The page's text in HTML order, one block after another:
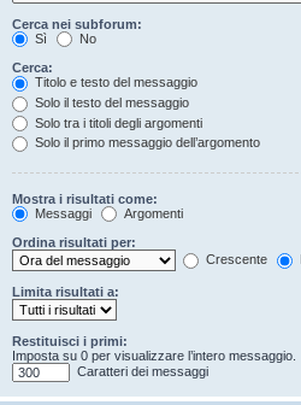
Cerca nei subforum:
Sì
No
Cerca:
Titolo e testo del messaggio
Solo il testo del messaggio
Solo tra i titoli degli argomenti
Solo il primo messaggio dell’argomento
Mostra i risultati come:
Messaggi
Argomenti
Ordina risultati per:
Crescente
Limita risultati a:
Restituisci i primi:
Imposta su 0 per visualizzare l’intero messaggio.
Caratteri dei messaggi